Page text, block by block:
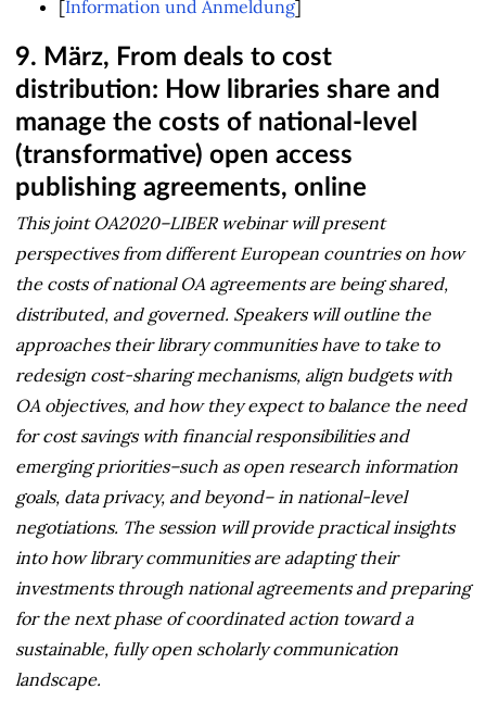
[Information und Anmeldung]
9. März, From deals to cost
distribution: How libraries share and
manage the costs of national-level
(transformative) open access
publishing agreements, online
This joint OA2020–LIBER webinar will present
perspectives from different European countries on how
the costs of national OA agreements are being shared,
distributed, and governed. Speakers will outline the
approaches their library communities have to take to
redesign cost-sharing mechanisms, align budgets with
OA objectives, and how they expect to balance the need
for cost savings with financial responsibilities and
emerging priorities–such as open research information
goals, data privacy, and beyond– in national-level
negotiations. The session will provide practical insights
into how library communities are adapting their
investments through national agreements and preparing
for the next phase of coordinated action toward a
sustainable, fully open scholarly communication
landscape.